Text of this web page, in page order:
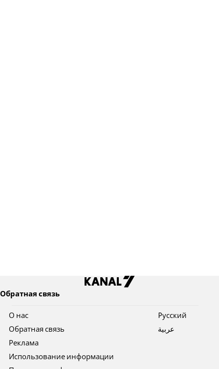
Обратная связь
О нас
Обратная связь
Реклама
Использование информации
Pусский
عربية